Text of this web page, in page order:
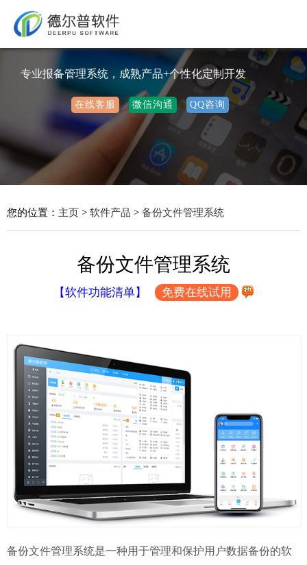
专业报备管理系统，成熟产品+个性化定制开发
在线客服 微信沟通 QQ咨询
您的位置： 主页 > 软件产品 > 备份文件管理系统
备份文件管理系统
【软件功能清单】 免费在线试用
备份文件管理系统是一种用于管理和保护用户数据备份的软